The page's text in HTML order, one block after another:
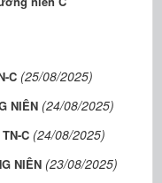
C (25/08/2025)
NIÊN (24/08/2025)
C (24/08/2025)
NIÊN (23/08/2025)